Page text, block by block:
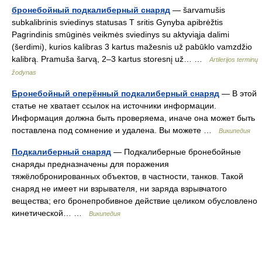
бронебойный подкалиберный снаряд — šarvamušis
subkalibrinis sviedinys statusas T sritis Gynyba apibrėžtis
Pagrindinis smūginės veikmės sviedinys su aktyviąja dalimi
(šerdimi), kurios kalibras 3 kartus mažesnis už pabūklo vamzdžio
kalibrą. Pramuša šarvą, 2–3 kartus storesnį už… …
Artilerijos terminų
žodynas
Бронебойный оперённый подкалиберный снаряд — В этой
статье не хватает ссылок на источники информации.
Информация должна быть проверяема, иначе она может быть
поставлена под сомнение и удалена. Вы можете …
Википедия
Подкалиберный снаряд — Подкалиберные бронебойные
снаряды предназначены для поражения
тяжёлобронированных объектов, в частности, танков. Такой
снаряд не имеет ни взрывателя, ни заряда взрывчатого
вещества; его бронепробивное действие целиком обусловлено
кинетической… …
Википедия